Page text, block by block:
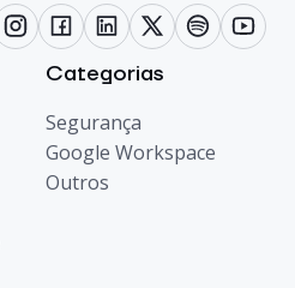
Categorias
Segurança
Google Workspace
Outros